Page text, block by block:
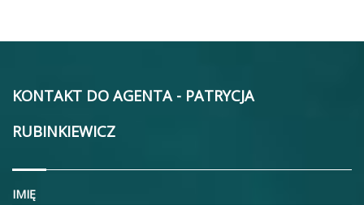
KONTAKT DO AGENTA - PATRYCJA
RUBINKIEWICZ
IMIĘ